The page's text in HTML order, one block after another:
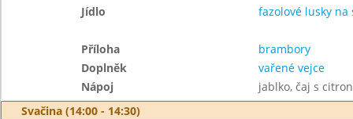
Jídlo fazolové lusky na
Příloha
brambory
Doplněk
vařené vejce
Nápoj
jablko, čaj s
Svačina (14:00 - 14:30)